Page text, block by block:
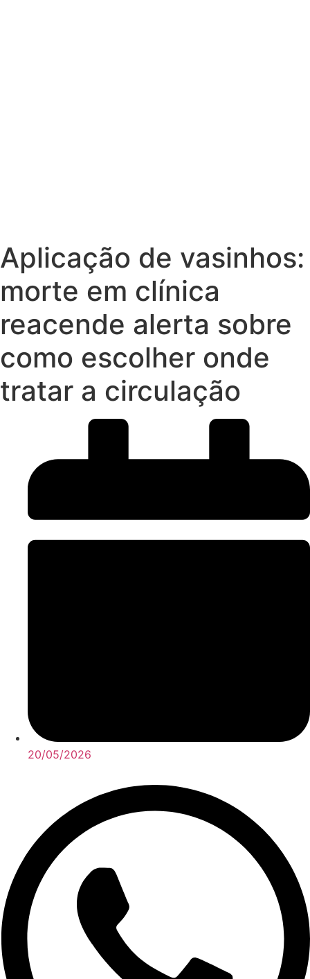
Aplicação de vasinhos:
morte em clínica
reacende alerta sobre
como escolher onde
tratar a circulação
20/05/2026